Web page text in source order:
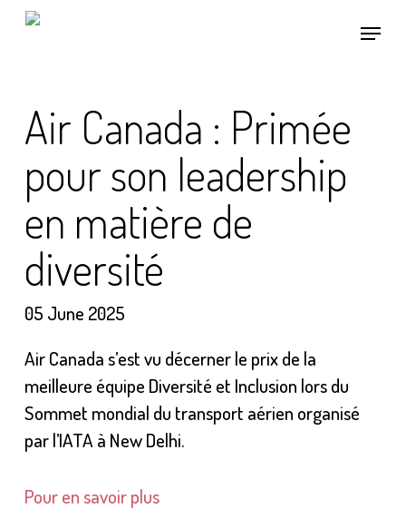
Skip
Menu
Air Canada : Primée
pour son leadership
en matière de
diversité
05 June 2025
Air Canada s’est vu décerner le prix de la
meilleure équipe Diversité et Inclusion lors du
Sommet mondial du transport aérien organisé
par l’IATA à New Delhi.
Pour en savoir plus